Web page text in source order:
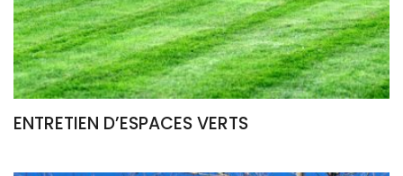
ENTRETIEN D’ESPACES VERTS